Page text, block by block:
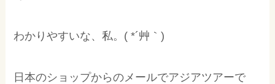
わかりやすいな、私。( *´艸｀)
日本のショップからのメールでアジアツアーで